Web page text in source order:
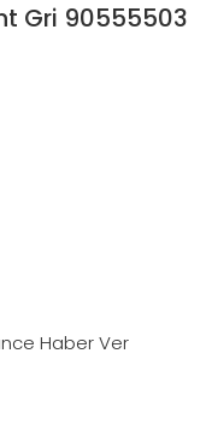
Gri 90555503
Haber Ver